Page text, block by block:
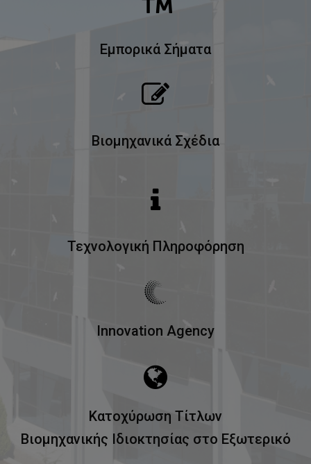
Εμπορικά Σήματα
Βιομηχανικά Σχέδια
Τεχνολογική Πληροφόρηση
Innovation Agency
Κατοχύρωση Τίτλων
Βιομηχανικής Ιδιοκτησίας στο Εξωτερικό